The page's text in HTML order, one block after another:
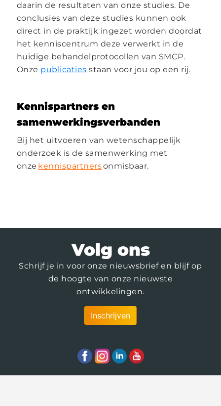
daarin de resultaten van onze studies. De
conclusies van deze studies kunnen ook
direct in de praktijk ingezet worden doordat
het kenniscentrum deze verwerkt in de
huidige behandelprotocollen van SMCP.
Onze publicaties staan voor jou op een rij.
Kennispartners en
samenwerkingsverbanden
Bij het uitvoeren van wetenschappelijk
onderzoek isde samenwerking met
onze kennispartnersonmisbaar.
Volg ons
Schrijf je in voor onze nieuwsbrief en blijf op
de hoogte van onze nieuwste
ontwikkelingen.
Inschrijven